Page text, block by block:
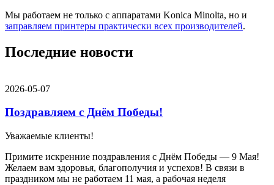
Мы работаем не только с аппаратами Konica Minolta, но и
заправляем принтеры практически всех производителей.
Последние новости
2026-05-07
Поздравляем с Днём Победы!
Уважаемые клиенты!
Примите искренние поздравления с Днём Победы — 9 Мая!
Желаем вам здоровья, благополучия и успехов! В связи в
праздником мы не работаем 11 мая, а рабочая неделя